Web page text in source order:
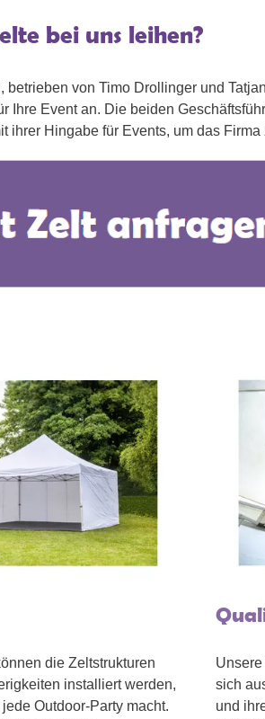
bei uns leihen?
betrieben von Timo Drollinger und
Ihre Event an. Die beiden
ihrer Hingabe für Events, um das Firma
die Zeltstrukturen
installiert werden,
Outdoor-Party macht.
sich
und